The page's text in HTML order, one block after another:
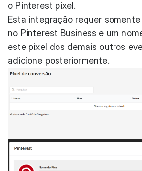
o Pinterest pixel.
Esta integração requer
no Pinterest Business e um
este pixel dos demais outros
adicione posteriormente.